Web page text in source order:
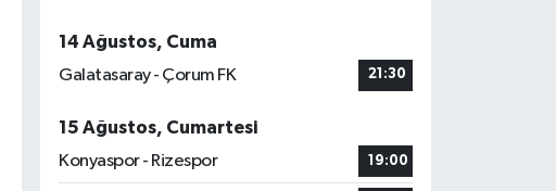
14 Ağustos, Cuma
Galatasaray - Çorum FK
21:30
15 Ağustos, Cumartesi
Konyaspor - Rizespor
19:00